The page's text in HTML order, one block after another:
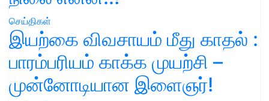
செய்திகள்
இயற்கை விவசாயம் மீது காதல் :
பாரம்பரியம் காக்க முயற்சி –
முன்னோடியான இளைஞர்!